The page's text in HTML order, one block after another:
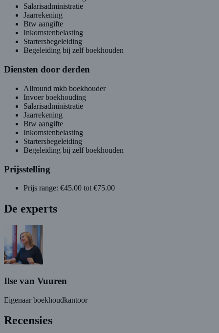
Salarisadministratie
Jaarrekening
Btw aangifte
Inkomstenbelasting
Startersbegeleiding
Begeleiding bij zelf boekhouden
Diensten door derden
Allround mkb boekhouder
Invoer boekhouding
Salarisadministratie
Jaarrekening
Btw aangifte
Inkomstenbelasting
Startersbegeleiding
Begeleiding bij zelf boekhouden
Prijsstelling
Prijs range: €45.00 tot €75.00
De experts
Ilse van Vuuren
Eigenaar boekhoudkantoor
Recensies